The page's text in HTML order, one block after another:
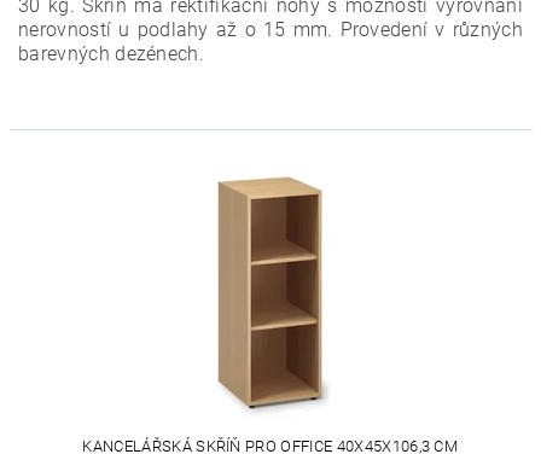
30 kg. Skříň má rektifikační nohy s možností vyrovnání
nerovností u podlahy až o 15 mm. Provedení v různých
barevných dezénech.
KANCELÁŘSKÁ SKŘÍŇ PRO OFFICE 40X45X106,3 CM